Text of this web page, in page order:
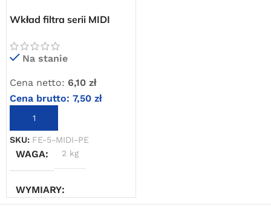
Wkład filtra serii MIDI
reduktorów
Na stanie
Cena netto: 6,10 zł
Cena brutto: 7,50 zł
DODAJ DO KOSZYKA
SKU: FE-5-MIDI-PE
WAGA 2 kg
WYMIARY
Przejdź do sklepu
Powered by Convert Plus